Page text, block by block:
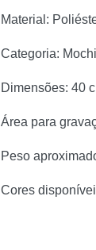
Material:
Categoria:
Dimensões: 40
Área para
Peso
Cores